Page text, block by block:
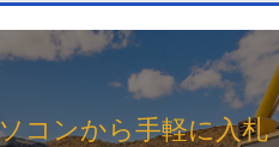
コンから手軽に入札